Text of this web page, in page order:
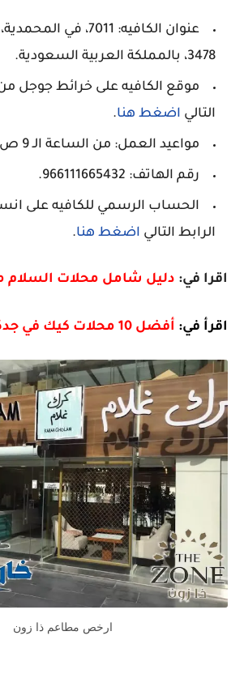
3478، بالمملكة العربية السعودية.
موقع الكافيه على خرائط جوجل
التالي اضغط هنا.
مواعيد العمل: من الساعة الـ 9 ص وحتى الـ 12 ص.
رقم الهاتف: 966111665432.
الحساب الرسمي للكافيه على
الرابط التالي اضغط هنا.
اقرا في: دليل شامل محلات السلام
اقرأ في: أفضل 10 محلات كيك في جدة
ارخص مطاعم ذا زون